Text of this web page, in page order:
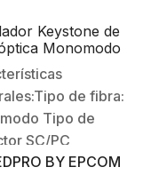
Keystone de
Monomodo
Simplex a SC/PC
de fibra:
Tipo de
SC/PC
con
BY EPCOM